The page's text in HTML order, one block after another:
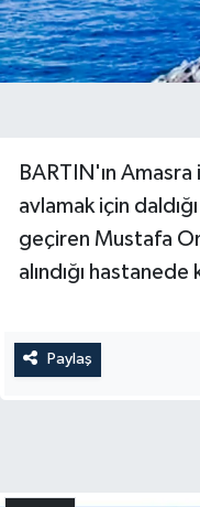
BARTIN'ın Amasra
avlamak için
geçiren Mustafa
alındığı hastanede
Paylaş